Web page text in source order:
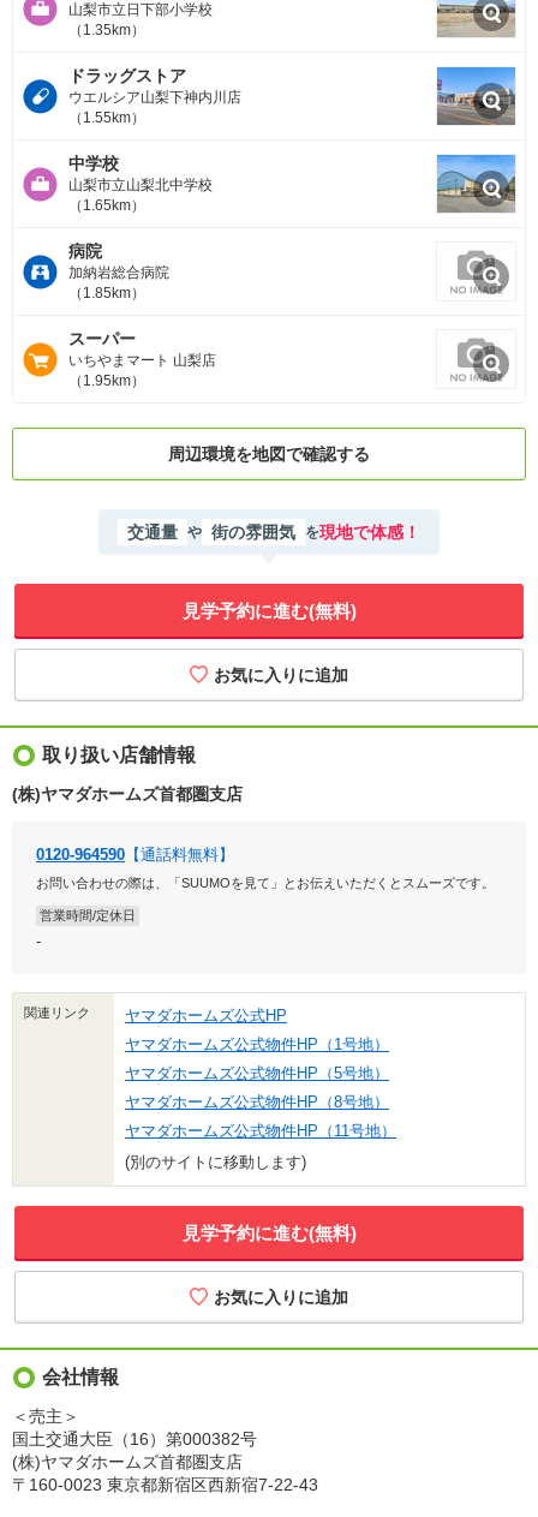
山梨市立日下部小学校
（1.35km）
ドラッグストア
ウエルシア山梨下神内川店
（1.55km）
中学校
山梨市立山梨北中学校
（1.65km）
病院
加納岩総合病院
（1.85km）
スーパー
いちやまマート 山梨店
（1.95km）
周辺環境を地図で確認する
交通量 や 街の雰囲気 を現地で体感！
見学予約に進む(無料)
取り扱い店舗情報
(株)ヤマダホームズ首都圏支店
0120-964590 【通話料無料】
お問い合わせの際は、「SUUMOを見て」とお伝えいただくとスムーズです。
営業時間/定休日
-
関連リンク
ヤマダホームズ公式HP
ヤマダホームズ公式物件HP（1号地）
ヤマダホームズ公式物件HP（5号地）
ヤマダホームズ公式物件HP（8号地）
ヤマダホームズ公式物件HP（11号地）
(別のサイトに移動します)
見学予約に進む(無料)
会社情報
＜売主＞
国土交通大臣（16）第000382号
(株)ヤマダホームズ首都圏支店
〒160-0023 東京都新宿区西新宿7-22-43